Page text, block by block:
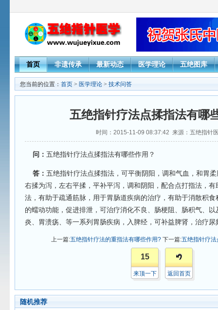
首页 非遗传承 最新动态 医学理论 五绝图库
您当前的位置： 首页 > 医学理论 > 技术问答
五绝指针疗法点揉指法有哪
时间：2015-11-09 08:37:42 来源：五绝指针
问： 五绝指针疗法点揉指法有哪些作用？
答： 五绝指针疗法点揉指法，可平衡阴阳，调和气血，和胃
右揉为泻，左右平揉，平补平泻，调和阴阳，配合点打指法，
法，有助于疏通筋脉，用于胃肠道疾病的治疗，有助于消散积
的蠕动功能，促进排泄，可治疗消化不良、肠梗阻、肠积气、
炎、胃溃疡、等一系列胃肠疾病，入脾经，可补益脾肾，治疗
上一篇:五绝指针疗法的重指法有哪些作用? 下一篇:五绝指针疗
15
来顶一下 返回首页
随机推荐